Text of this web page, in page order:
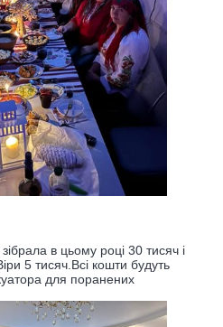
в цьому році 30 тисяч і
5 тисяч.Всі кошти будуть
для поранених